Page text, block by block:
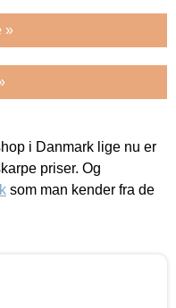
»
i Danmark lige nu er
priser. Og
som man kender fra de